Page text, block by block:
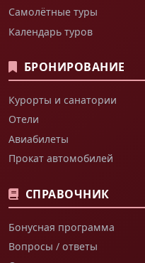
Самолётные туры
Календарь туров
БРОНИРОВАНИЕ
Курорты и санатории
Отели
Авиабилеты
Прокат автомобилей
СПРАВОЧНИК
Бонусная программа
Вопросы / ответы